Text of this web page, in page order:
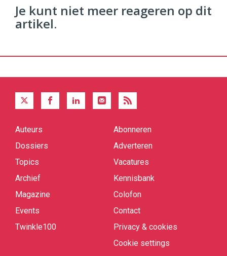
Je kunt niet meer reageren op dit
artikel.
Quick
Auteurs
Dossiers
Topics
Archief
Magazine
Events
Twinkle100
Abonneren
Adverteren
Vacatures
Kennisbank
Colofon
Contact
Privacy & cookies
Cookie settings